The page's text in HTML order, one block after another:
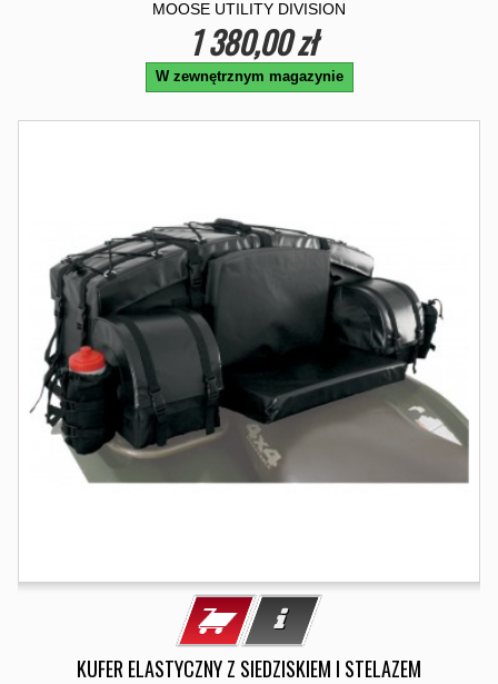
MOOSE UTILITY DIVISION
1 380,00 zł
W zewnętrznym magazynie
KUFER ELASTYCZNY Z SIEDZISKIEM I STELAZEM